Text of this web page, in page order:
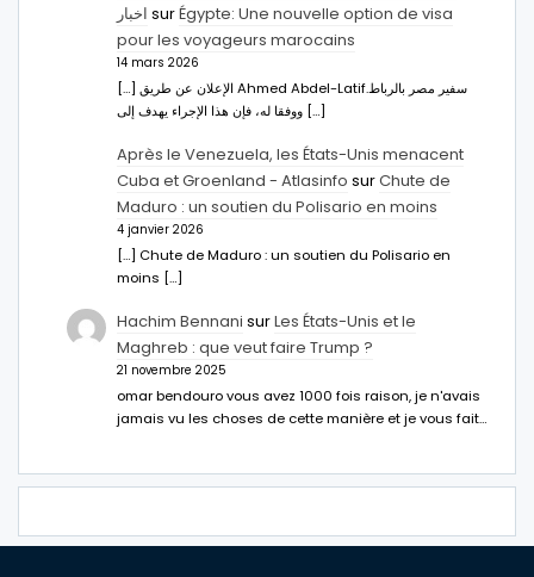
اخبار surÉgypte: Une nouvelle option de visa
pour les voyageurs marocains
14 mars 2026
[…] الإعلان عن طريق Ahmed Abdel-Latifسفير مصر بالرباط.
ووفقا له، فإن هذا الإجراء يهدف إلى […]
Après le Venezuela, les États-Unis menacent
Cuba et Groenland - Atlasinfo surChute de
Maduro : un soutien du Polisario en moins
4 janvier 2026
[…] Chute de Maduro : un soutien du Polisario en
moins […]
Hachim Bennani surLes États-Unis et le
Maghreb : que veut faire Trump ?
21 novembre 2025
omar bendouro vous avez 1000 fois raison, je n'avais
jamais vu les choses de cette manière et je vous fait…